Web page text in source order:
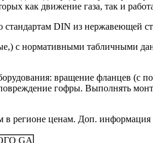
как движение газа, так и
DIN из нержавеющей
с нормативными табличными
вращение фланцев
гофры. Выполнять
ценам. Доп. информация
GA